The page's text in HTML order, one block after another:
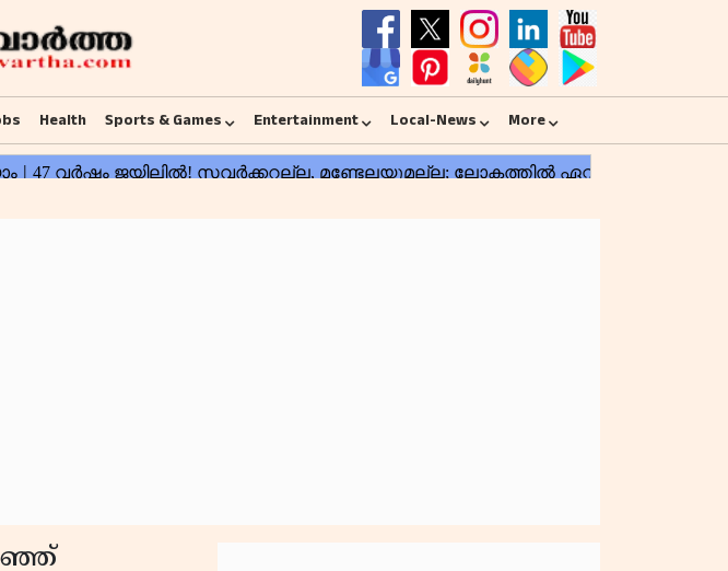
Health Sports & Games Entertainment Local-News More